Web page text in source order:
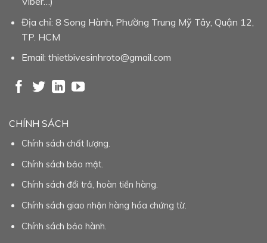
Địa chỉ: 8 Song Hành, Phường Trung Mỹ Tây, Quận 12,
TP. HCM
Email: thietbivesinhroto@gmail.com
CHÍNH SÁCH
Chính sách chất lượng.
Chính sách bảo mật.
Chính sách đổi trả, hoàn tiền hàng.
Chính sách giao nhận hàng hóa chứng từ.
Chính sách bảo hành.